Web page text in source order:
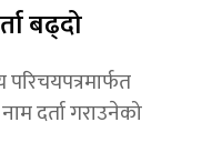
बढ्दो
परिचयपत्रमार्फत
दर्ता गराउनेको